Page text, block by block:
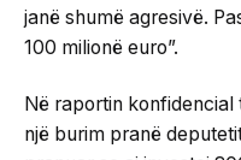
janë shumë agresivë.
100 milionë euro”.
Në raportin konfidencial
një burim pranë